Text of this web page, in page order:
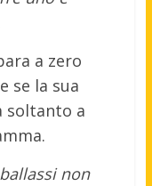
a zero
se la sua
soltanto a
non